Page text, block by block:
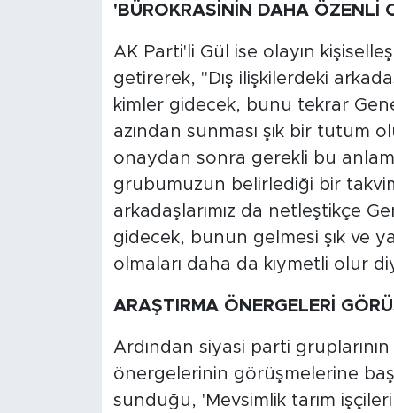
'BÜROKRASİNİN DAHA ÖZENLİ
AK Parti'li Gül ise olayın
getirerek, "Dış ilişkilerdeki
kimler gidecek, bunu tekrar
azından sunması şık bir tutum
onaydan sonra gerekli bu
grubumuzun belirlediği bir
arkadaşlarımız da netleştikçe
gidecek, bunun gelmesi şık ve
olmaları daha da kıymetli olur
ARAŞTIRMA ÖNERGELERİ
Ardından siyasi parti
önergelerinin görüşmelerine
sunduğu, 'Mevsimlik tarım